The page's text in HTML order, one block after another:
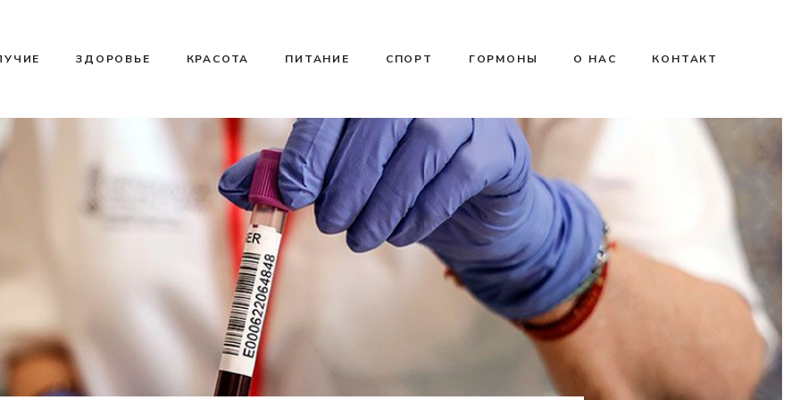
ЗДОРОВЬЕ КРАСОТА ПИТАНИЕ СПОРТ ГОРМОНЫ О НАС КОНТАКТ